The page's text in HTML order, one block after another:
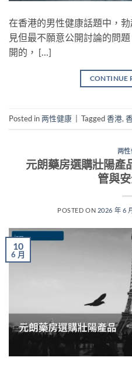
在香港的男性健康話題中，
見但最不願意公開討論的問
開的， […]
CONTINUE
Posted in两性健康 Tagged香港,
两
元朗藥房選購壯陽產
管與
POSTED ON 2026 年 6
10
6 月